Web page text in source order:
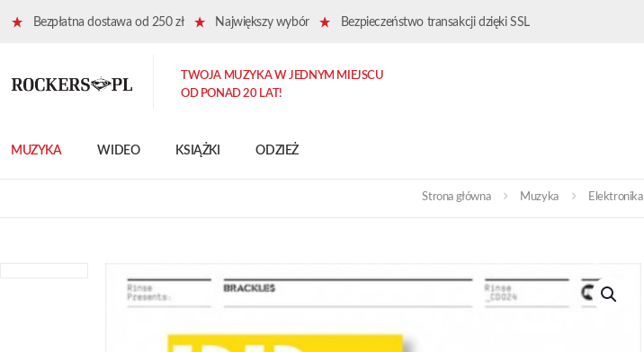
Bezpłatna dostawa od 250 zł Największy wybór Bezpieczeństwo transakcji dzięki SSL
MUZYKA WIDEO KSIĄŻKI ODZIEŻ
TWOJA MUZYKA W JEDNYM MIEJSCU
OD PONAD 20 LAT!
Strona główna Muzyka Elektronika